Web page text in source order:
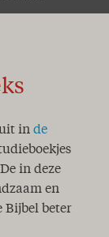
in de
in deze
en
Bijbel beter